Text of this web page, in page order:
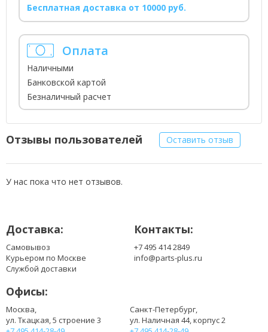
Бесплатная доставка от 10000 руб.
Оплата
Наличными
Банковской картой
Безналичный расчет
Отзывы пользователей Оставить отзыв
У нас пока что нет отзывов.
Доставка:
Самовывоз
Курьером по Москве
Службой доставки
Контакты:
+7 495 414 2849
info@parts-plus.ru
Офисы:
Москва,
ул. Ткацкая, 5 строение 3
Санкт-Петербург,
ул. Наличная 44, корпус 2